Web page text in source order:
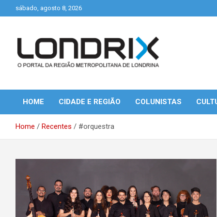
to
sábado, agosto 8, 2026
Londrix
HOME CIDADE E REGIÃO COLUNISTAS
Home Recentes #orquestra